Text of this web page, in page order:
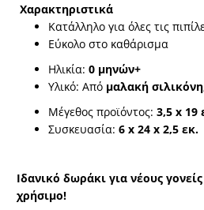
Χαρακτηριστικά
Κατάλληλο για όλες τις
Εύκολο στο καθάρισμα
Ηλικία:0 μηνών+
Υλικό: Από μαλακή σιλικόνη
Μέγεθος προϊόντος:3,5 x 19
Συσκευασία:6 x 24 x 2,5 εκ.
Ιδανικό δωράκι για νέους
χρήσιμο!